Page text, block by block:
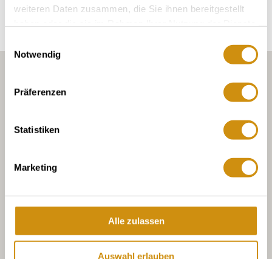
weiteren Daten zusammen, die Sie ihnen bereitgestellt
Notwendig
Präferenzen
Statistiken
Marketing
Alle zulassen
Auswahl erlauben